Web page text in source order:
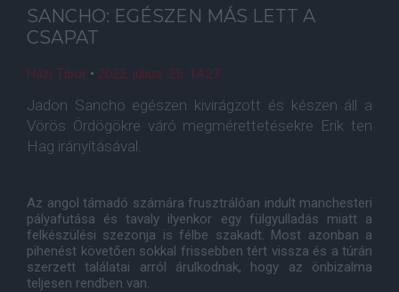
SANCHO: EGÉSZEN MÁS LETT A
CSAPAT
Házi Tibor • 2022. július. 25. 14:27
Jadon Sancho egészen kivirágzott és készen áll a
Vörös Ördögökre váró megmérettetésekre Erik ten
Hag irányításával.
Az angol támadó számára frusztrálóan indult manchesteri
pályafutása és tavaly ilyenkor egy fülgyulladás miatt a
felkészülési szezonja is félbe szakadt. Most azonban a
pihenést követően sokkal frissebben tért vissza és a túrán
szerzett találatai arról árulkodnak, hogy az önbizalma
teljesen rendben van.